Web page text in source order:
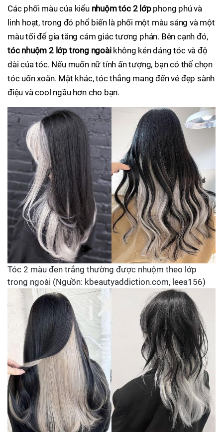
Các phối màu của kiểu nhuộm tóc 2 lớpphong phú và
linh hoạt, trong đó phổ biến là phối một màu sáng và một
màu tối để gia tăng cảm giác tương phản. Bên cạnh đó,
tóc nhuộm 2 lớp trong ngoàikhông kén dáng tóc và độ
dài của tóc. Nếu muốn nữ tính ấn tượng, bạn có thể chọn
tóc uốn xoăn. Mặt khác, tóc thẳng mang đến vẻ đẹp sành
điệu và cool ngầu hơn cho bạn.
Tóc 2 màu đen trắng thường được nhuộm theo lớp
trong ngoài (Nguồn: kbeautyaddiction.com, leea156)